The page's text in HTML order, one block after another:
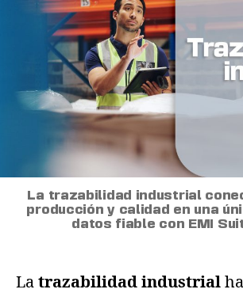
La trazabilidad industrial
producción y calidad en una
datos fiable con EMI
La trazabilidad industrial